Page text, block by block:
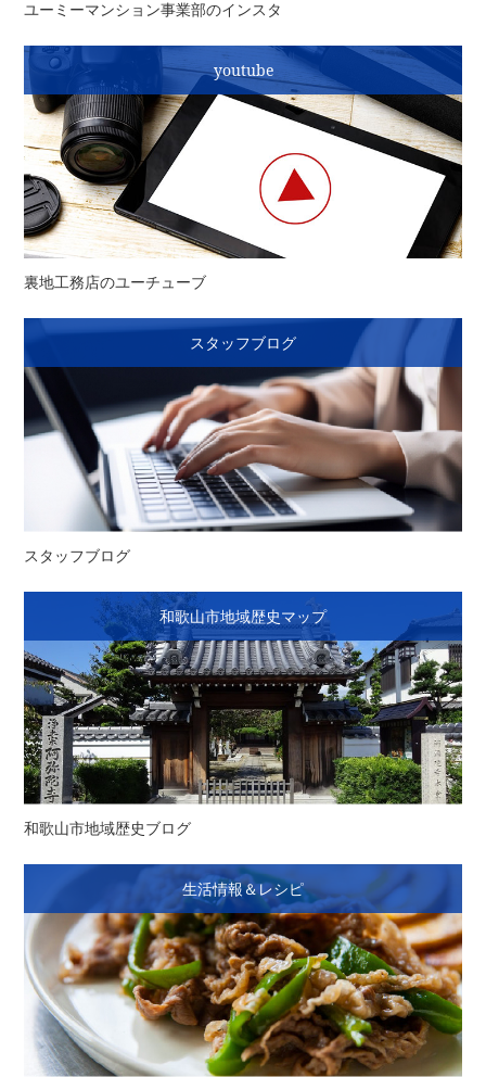
ユーミーマンション事業部のインスタ
youtube
裏地工務店のユーチューブ
スタッフブログ
スタッフブログ
和歌山市地域歴史マップ
和歌山市地域歴史ブログ
生活情報＆レシピ